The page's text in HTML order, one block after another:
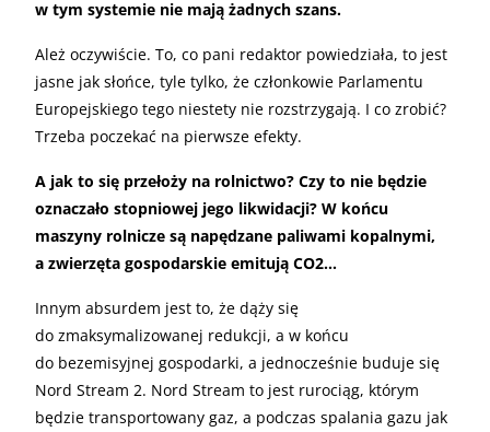
w tym systemie nie mają żadnych szans.
Ależ oczywiście. To, co pani redaktor powiedziała, to jest
jasne jak słońce, tyle tylko, że członkowie Parlamentu
Europejskiego tego niestety nie rozstrzygają. I co zrobić?
Trzeba poczekać na pierwsze efekty.
A jak to się przełoży na rolnictwo? Czy to nie będzie
oznaczało stopniowej jego likwidacji? W końcu
maszyny rolnicze są napędzane paliwami kopalnymi,
a zwierzęta gospodarskie emitują CO2…
Innym absurdem jest to, że dąży się
do zmaksymalizowanej redukcji, a w końcu
do bezemisyjnej gospodarki, a jednocześnie buduje się
Nord Stream 2. Nord Stream to jest rurociąg, którym
będzie transportowany gaz, a podczas spalania gazu jak